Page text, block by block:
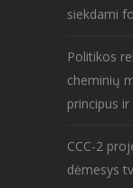
siekdami
Politikos
cheminių
principus
CCC-2
dėmesys